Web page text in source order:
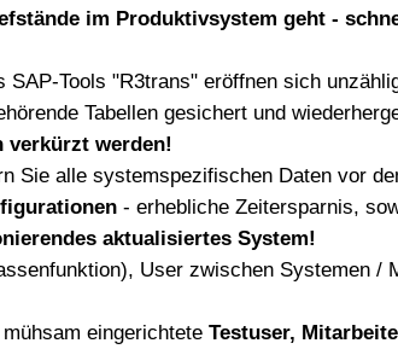
im Produktivsystem geht -
SAP-Tools "R3trans" eröffnen sich
Tabellen gesichert und
verkürzt werden!
Sie alle systemspezifischen Daten vor
- erhebliche Zeitersparnis,
aktualisiertes System!
User zwischen Systemen /
eingerichtete Testuser,